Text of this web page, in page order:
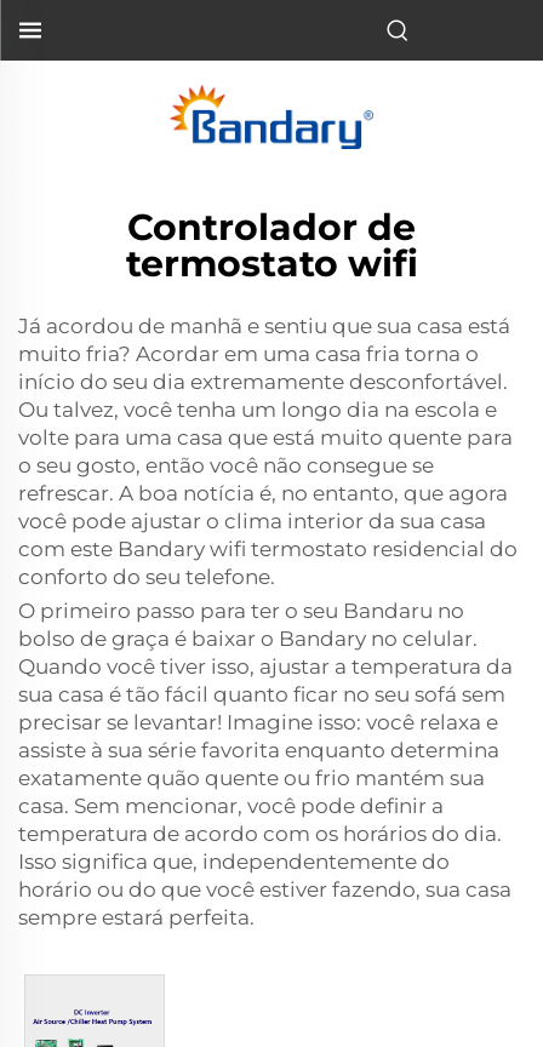
Controlador de
termostato wifi
Já acordou de manhã e sentiu que sua casa está
muito fria? Acordar em uma casa fria torna o
início do seu dia extremamente desconfortável.
Ou talvez, você tenha um longo dia na escola e
volte para uma casa que está muito quente para
o seu gosto, então você não consegue se
refrescar. A boa notícia é, no entanto, que agora
você pode ajustar o clima interior da sua casa
com este Bandary wifi termostato residencial do
conforto do seu telefone.
O primeiro passo para ter o seu Bandaru no
bolso de graça é baixar o Bandary no celular.
Quando você tiver isso, ajustar a temperatura da
sua casa é tão fácil quanto ficar no seu sofá sem
precisar se levantar! Imagine isso: você relaxa e
assiste à sua série favorita enquanto determina
exatamente quão quente ou frio mantém sua
casa. Sem mencionar, você pode definir a
temperatura de acordo com os horários do dia.
Isso significa que, independentemente do
horário ou do que você estiver fazendo, sua casa
sempre estará perfeita.